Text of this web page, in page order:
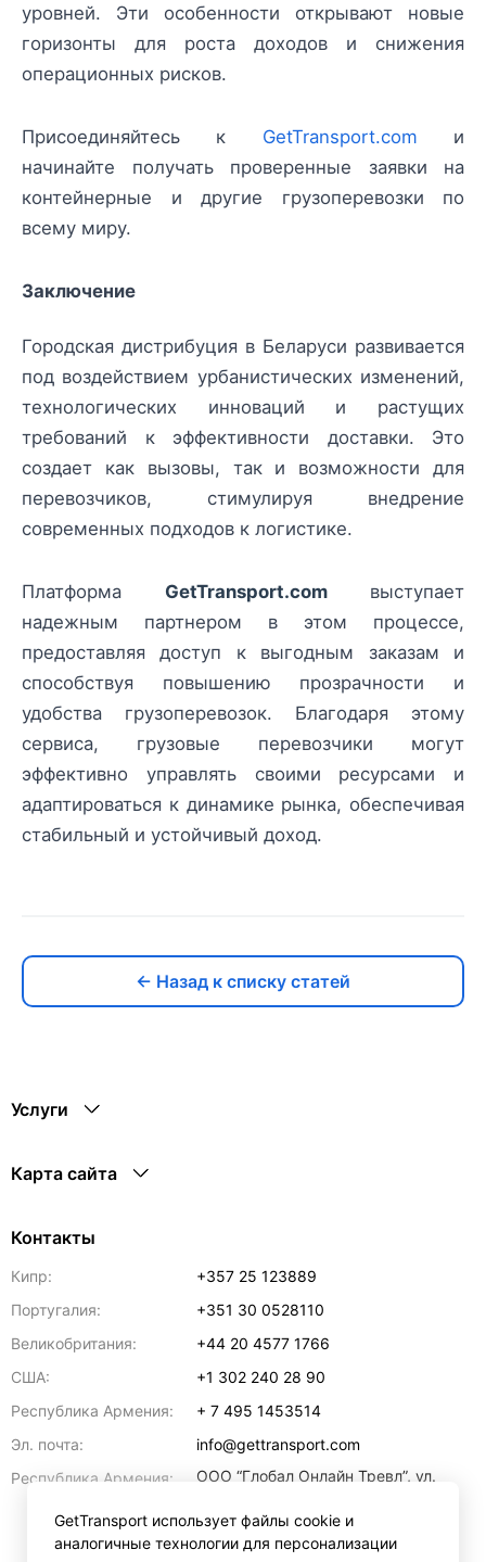
уровней. Эти особенности открывают новые
горизонты для роста доходов и снижения
операционных рисков.
Присоединяйтесь к GetTransport.com и
начинайте получать проверенные заявки на
контейнерные и другие грузоперевозки по
всему миру.
Заключение
Городская дистрибуция в Беларуси развивается
под воздействием урбанистических изменений,
технологических инноваций и растущих
требований к эффективности доставки. Это
создает как вызовы, так и возможности для
перевозчиков, стимулируя внедрение
современных подходов к логистике.
Платформа GetTransport.comвыступает
надежным партнером в этом процессе,
предоставляя доступ к выгодным заказам и
способствуя повышению прозрачности и
удобства грузоперевозок. Благодаря этому
сервиса, грузовые перевозчики могут
эффективно управлять своими ресурсами и
адаптироваться к динамике рынка, обеспечивая
стабильный и устойчивый доход.
← Назад к списку статей
Услуги
Карта сайта
Контакты
Кипр:
+357 25 123889
Португалия:
+351 30 0528110
Великобритания:
+44 20 4577 1766
США:
+1 302 240 28 90
Республика Армения:
+ 7 495 1453514
Эл. почта:
info@gettransport.com
Республика Армения:
ООО “Глобал Онлайн Тревл”, ул.
регистрационный номер
271.110.1183229, РНН 00238516
Ереван 0070
GetTransport использует файлы cookie и
аналогичные технологии для персонализации